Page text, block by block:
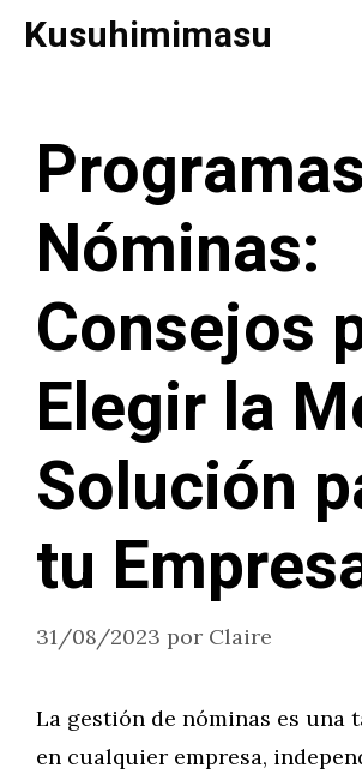
SaltarKusuhimimasu
Nóminas:
Consejos
Elegir la
Solución
tu
31/08/2023 por Claire
La gestión de nóminas es una
en cualquier empresa,